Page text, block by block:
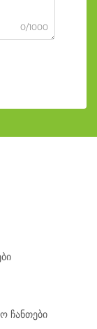
0/1000
ჩანთები